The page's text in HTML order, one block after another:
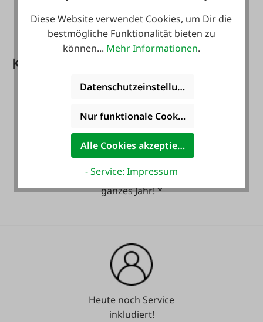
Kundenkarte PLUS Vorteile
Gratis Versand für ein
ganzes Jahr! *
Heute noch Service
inkludiert!
Diese Website verwendet Cookies, um Dir die
bestmögliche Funktionalität bieten zu
können... Mehr Informationen.
Datenschutzeinstellungen
Nur funktionale Cookies akzeptieren
Alle Cookies akzeptieren
- Service: Impressum